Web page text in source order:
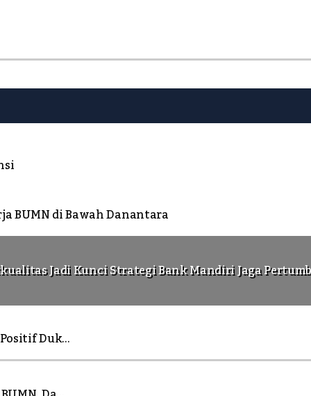
BUMN di Bawah Danantara
Jadi Kunci Strategi Bank Mandiri Jaga
Duk...